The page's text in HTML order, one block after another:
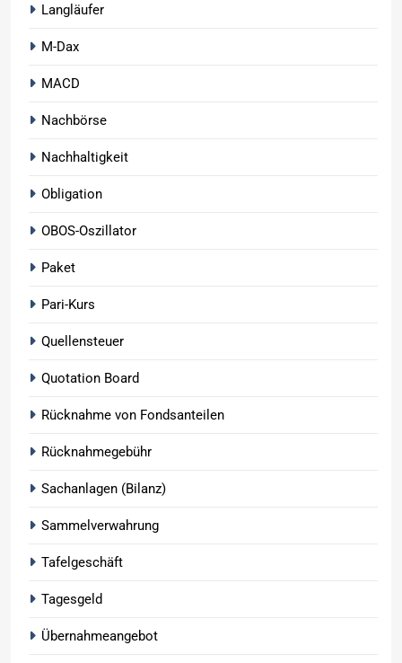
Langläufer
M-Dax
MACD
Nachbörse
Nachhaltigkeit
Obligation
OBOS-Oszillator
Paket
Pari-Kurs
Quellensteuer
Quotation Board
Rücknahme von Fondsanteilen
Rücknahmegebühr
Sachanlagen (Bilanz)
Sammelverwahrung
Tafelgeschäft
Tagesgeld
Übernahmeangebot